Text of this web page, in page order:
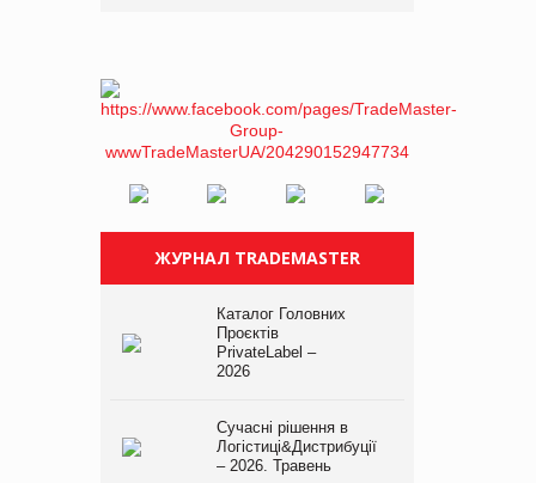
ЖУРНАЛ TRADEMASTER
Каталог Головних
Проєктів
PrivateLabel –
2026
Сучасні рішення в
Логістиці&Дистрибуції
– 2026. Травень